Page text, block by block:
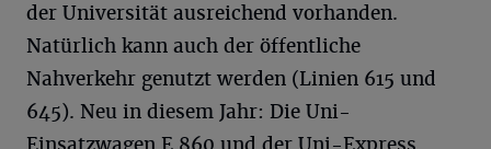
der Universität ausreichend vorhanden.
Natürlich kann auch der öffentliche
Nahverkehr genutzt werden (Linien 615 und
645). Neu in diesem Jahr: Die Uni-